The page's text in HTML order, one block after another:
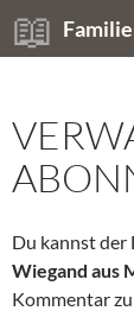
Zum
Inhalt
Suchen
Du kannst der
Wiegand aus
Kommentar